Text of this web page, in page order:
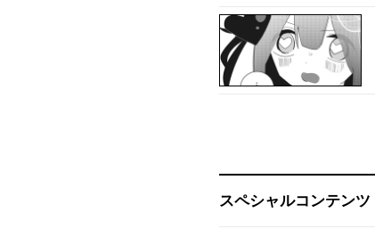
スペシャルコンテンツ